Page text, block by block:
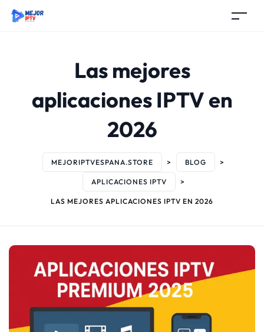
Las mejores
aplicaciones IPTV en
2026
MEJORIPTVESPANA.STORE > BLOG >
APLICACIONES IPTV >
LAS MEJORES APLICACIONES IPTV EN 2026